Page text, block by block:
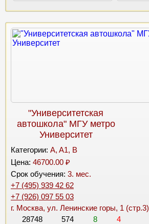
"Университетская
автошкола" МГУ метро
Университет
Категории: A, A1, B
Цена: 46700.00 ₽
Срок обучения: 3. мес.
+7 (495) 939 42 62
+7 (926) 097 55 03
г. Москва, ул. Ленинские горы, 1 (стр.3)
28748
574 8
4